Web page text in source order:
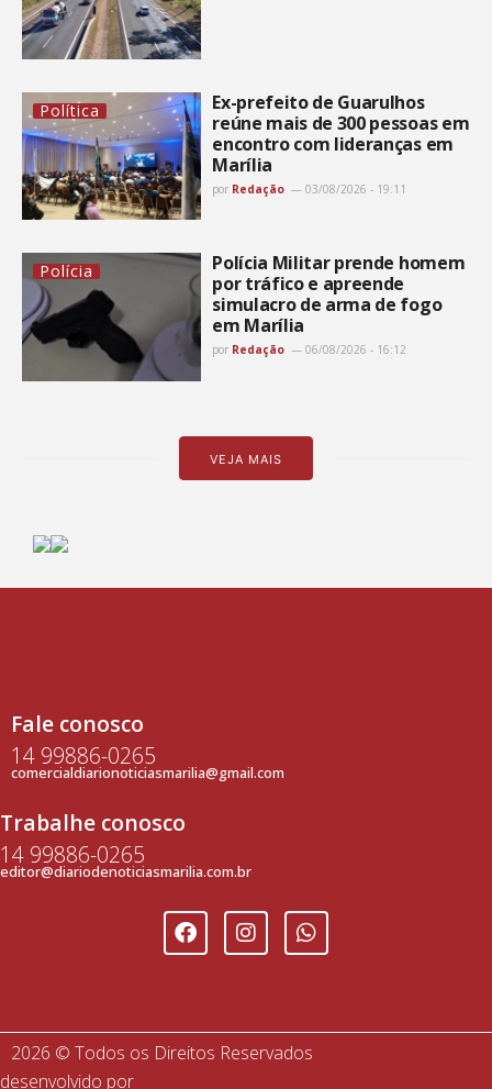
Política
Ex-prefeito de Guarulhos
reúne mais de 300 pessoas em
encontro com lideranças em
Marília
por Redação 03/08/2026 - 19:11
Polícia
Polícia Militar prende homem
por tráfico e apreende
simulacro de arma de fogo
em Marília
por Redação 06/08/2026 - 16:12
VEJA MAIS
Fale conosco
14 99886-0265
comercialdiarionoticiasmarilia@gmail.com
Trabalhe conosco
14 99886-0265
editor@diariodenoticiasmarilia.com.br
2026 © Todos os Direitos Reservados
desenvolvido por